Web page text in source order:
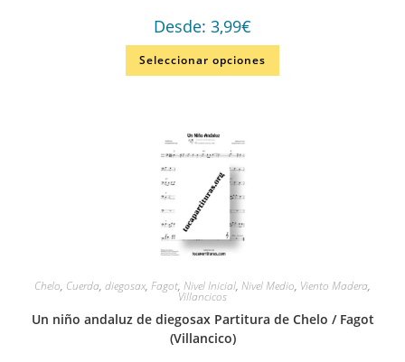
Desde: 3,99€
Seleccionar opciones
Chelo, Cuerda, diegosax, Fagot, Nivel Inicial, Nivel Medio, Viento Madera,
Villancicos
Un niño andaluz de diegosax Partitura de Chelo / Fagot
(Villancico)